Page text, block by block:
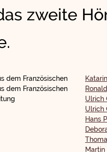
zweite
dem Französischen
dem Französischen
Ulrich
Ulrich
Hans